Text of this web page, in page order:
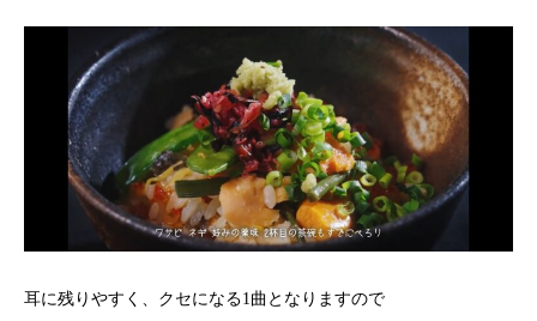
耳に残りやすく、クセになる1曲となりますので